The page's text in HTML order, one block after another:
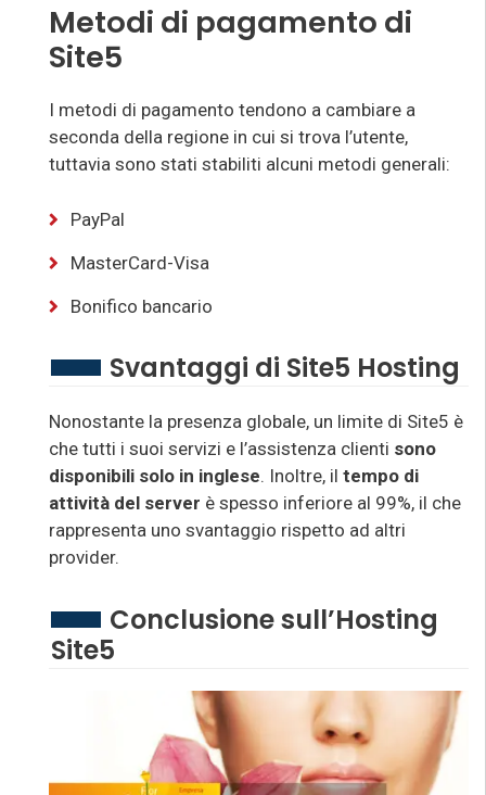
Metodi di pagamento di
Site5
I metodi di pagamento tendono a cambiare a
seconda della regione in cui si trova l’utente,
tuttavia sono stati stabiliti alcuni metodi generali:
PayPal
MasterCard-Visa
Bonifico bancario
Svantaggi di Site5 Hosting
Nonostante la presenza globale, un limite di Site5 è
che tutti i suoi servizi e l’assistenza clienti sono
disponibili solo in inglese. Inoltre, il tempo di
attività del server è spesso inferiore al 99%, il che
rappresenta uno svantaggio rispetto ad altri
provider.
Conclusione sull’Hosting
Site5